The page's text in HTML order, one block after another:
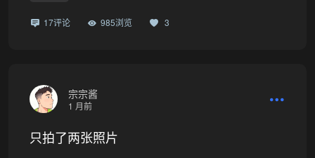
17评论 985浏览 3
宗宗酱
1 月前
只拍了两张照片